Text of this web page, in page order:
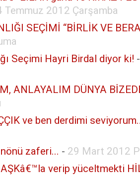
Temmuz 2012 Çarşamba
SEÇİMİ “BİRLİK VE
Seçimi Hayri Birdal diyor ki!
ANLAYALIM DÜNYA
ve ben derdimi
zaferi... - 29 Mart 2012
AŞKâ€™la verip yüceltmekti